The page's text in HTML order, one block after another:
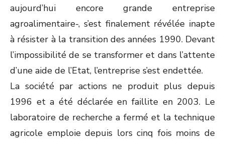
aujourd’hui encore grande entreprise
agroalimentaire-, s’est finalement révélée inapte
à résister à la transition des années 1990. Devant
l’impossibilité de se transformer et dans l’attente
d’une aide de l’Etat, l’entreprise s’est endettée.
La société par actions ne produit plus depuis
1996 et a été déclarée en faillite en 2003. Le
laboratoire de recherche a fermé et la technique
agricole emploie depuis lors cinq fois moins de